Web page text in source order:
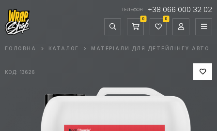
ТЕЛЕФОН +38 066 000 32 02
0 0
ГОЛОВНА КАТАЛОГ МАТЕРІАЛИ ДЛЯ ДЕТЕЙЛІНГУ АВТО
КОД: 13626